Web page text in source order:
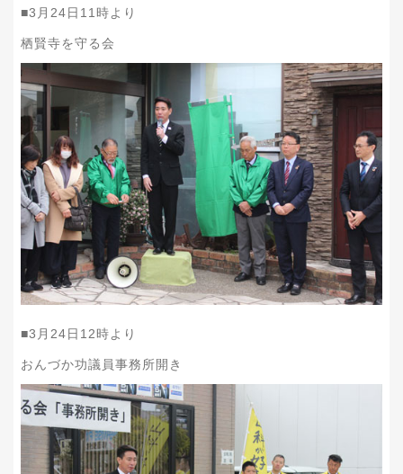
■3 月 24日 11 時より
栖賢寺を守る会
■3 月 24日 12時より
おんづか功議員事務所開き